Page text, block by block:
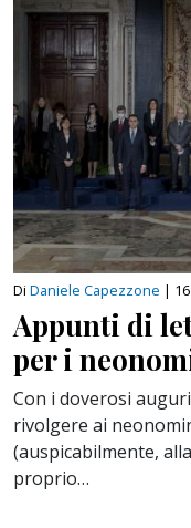
Di Daniele Capezzone |
Appunti di
per i
Con i doverosi
rivolgere ai
(auspicabilmente,
proprio…